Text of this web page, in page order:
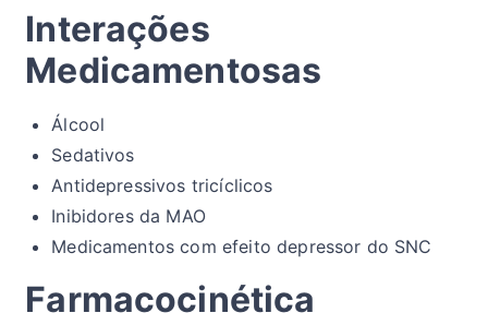
Interações
Medicamentosas
Álcool
Sedativos
Antidepressivos tricíclicos
Inibidores da MAO
Medicamentos com efeito depressor do SNC
Farmacocinética